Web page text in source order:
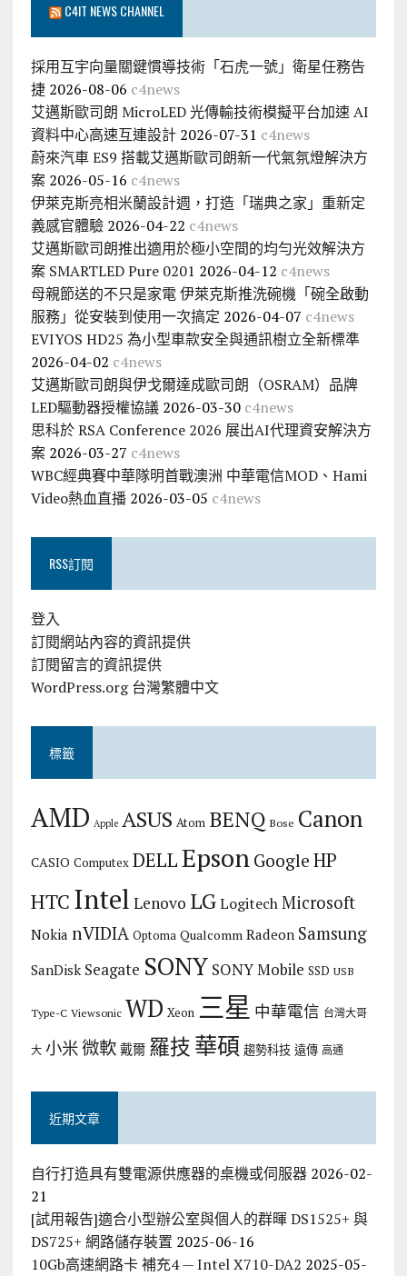
C4IT NEWS CHANNEL
採用互宇向量關鍵慣導技術「石虎一號」衛星任務告
捷 2026-08-06 c4news
艾邁斯歐司朗 MicroLED 光傳輸技術模擬平台加速 AI
資料中心高速互連設計 2026-07-31 c4news
蔚來汽車 ES9 搭載艾邁斯歐司朗新一代氣氛燈解決方
案 2026-05-16 c4news
伊萊克斯亮相米蘭設計週，打造「瑞典之家」重新定
義感官體驗 2026-04-22 c4news
艾邁斯歐司朗推出適用於極小空間的均勻光效解決方
案 SMARTLED Pure 0201 2026-04-12 c4news
母親節送的不只是家電 伊萊克斯推洗碗機「碗全啟動
服務」從安裝到使用一次搞定 2026-04-07 c4news
EVIYOS HD25 為小型車款安全與通訊樹立全新標準
2026-04-02 c4news
艾邁斯歐司朗與伊戈爾達成歐司朗（OSRAM）品牌
LED驅動器授權協議 2026-03-30 c4news
思科於 RSA Conference 2026 展出AI代理資安解決方
案 2026-03-27 c4news
WBC經典賽中華隊明首戰澳洲 中華電信MOD、Hami
Video熱血直播 2026-03-05 c4news
RSS訂閱
登入
訂閱網站內容的資訊提供
訂閱留言的資訊提供
WordPress.org 台灣繁體中文
標籤
AMD Apple ASUS Atom BENQ Bose Canon
CASIO Computex DELLEpson Google HP
HTC Intel Lenovo LG Logitech Microsoft
Nokia nVIDIA Optoma Qualcomm Radeon Samsung
SanDisk Seagate SONY SONY Mobile SSD USB
Type-C Viewsonic WD Xeon 三星 中華電信 台灣大哥
大 小米微軟 戴爾 羅技華碩 趨勢科技 遠傳 高通
近期文章
自行打造具有雙電源供應器的桌機或伺服器 2026-02-
21
[試用報告]適合小型辦公室與個人的群暉 DS1525+ 與
DS725+ 網路儲存裝置 2025-06-16
10Gb高速網路卡 補充4 — Intel X710-DA2 2025-05-